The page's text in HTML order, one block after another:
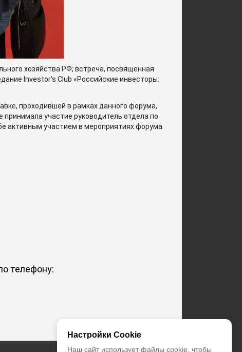
хозяйства РФ; встреча, посвященная
Investor's Club «Российские инвесторы:
проходившей в рамках данного форума,
участие руководитель отдела по
активным участием в мероприятиях форума
телефону:
Настройки Cookie
Наш сайт использует файлы cookie, чтобы